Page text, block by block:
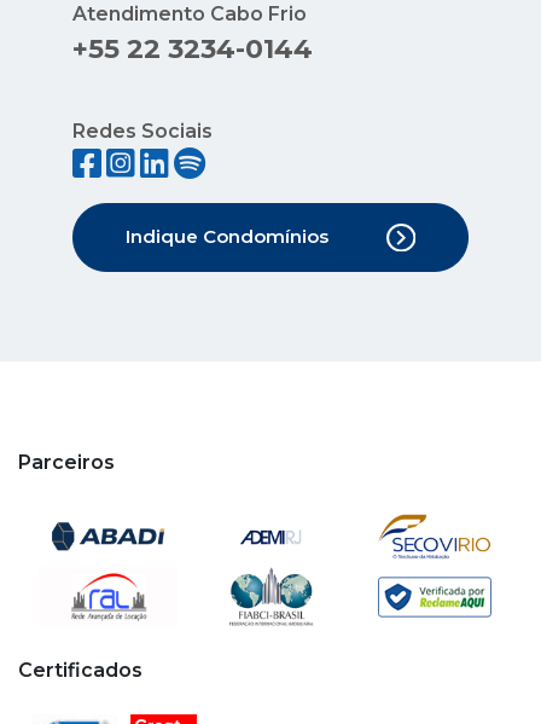
Atendimento Cabo Frio
+55 22 3234-0144
Redes Sociais
Indique Condomínios
Parceiros
Certificados